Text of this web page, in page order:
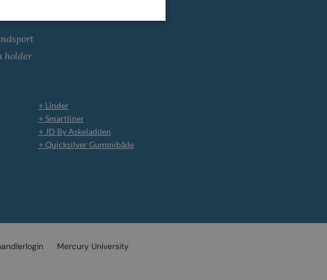
holder
+ Linder
+ Smartliner
+ JD By Askeladden
+ Quicksilver Gummibåde
Mercury University